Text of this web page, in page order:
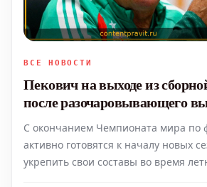
ВСЕ НОВОСТИ
Пекович на выходе из
после разочаровывающего
Чемпионате мира
С окончанием Чемпионата мира по
активно готовятся к началу новых
укрепить свои составы во время